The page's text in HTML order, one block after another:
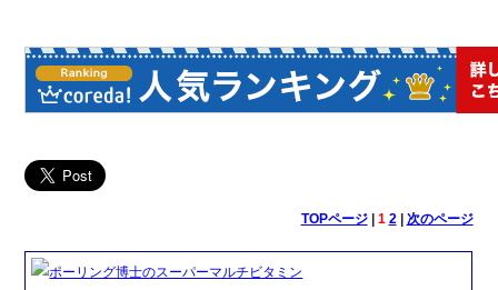
TOPページ| 1 2| 次のページ
ポーリング博士のスーパーマルチビタミン